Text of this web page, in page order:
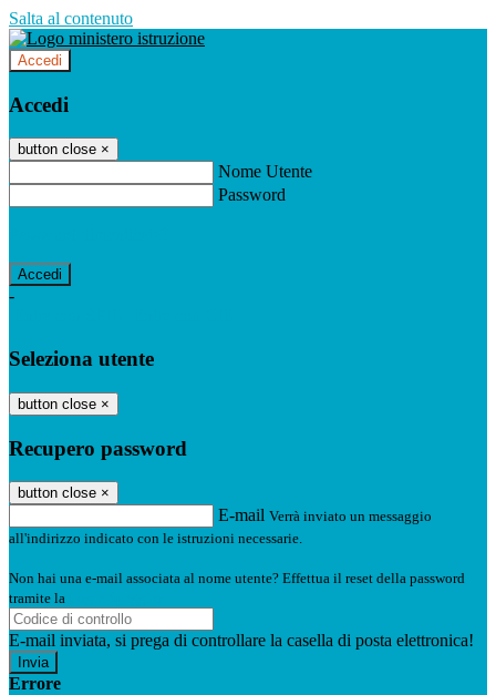
Salta al contenuto
Accedi
Accedi
button close ×
Nome Utente
Password
-
Seleziona utente
button close ×
Recupero password
button close ×
E-mail Verrà inviato un messaggio
all'indirizzo indicato con le istruzioni necessarie.
Non hai una e-mail associata al nome utente? Effettua il reset della password
tramite la
E-mail inviata, si prega di controllare la casella di posta elettronica!
Errore